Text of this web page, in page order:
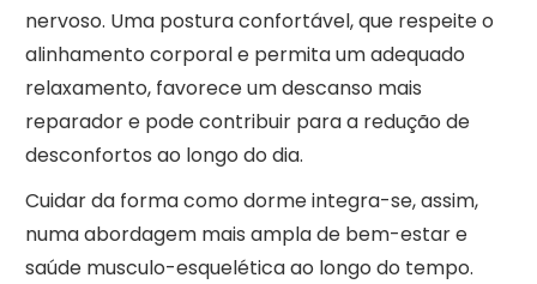
nervoso. Uma postura confortável, que respeite o
alinhamento corporal e permita um adequado
relaxamento, favorece um descanso mais
reparador e pode contribuir para a redução de
desconfortos ao longo do dia.
Cuidar da forma como dorme integra-se, assim,
numa abordagem mais ampla de bem-estar e
saúde musculo-esquelética ao longo do tempo.